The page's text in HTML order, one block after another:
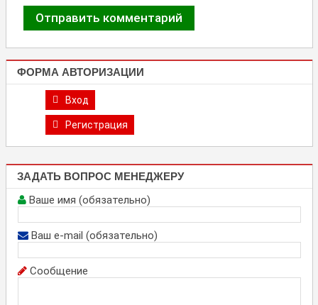
ФОРМА АВТОРИЗАЦИИ
Вход
Регистрация
ЗАДАТЬ ВОПРОС МЕНЕДЖЕРУ
Ваше имя (обязательно)
Ваш e-mail (обязательно)
Сообщение